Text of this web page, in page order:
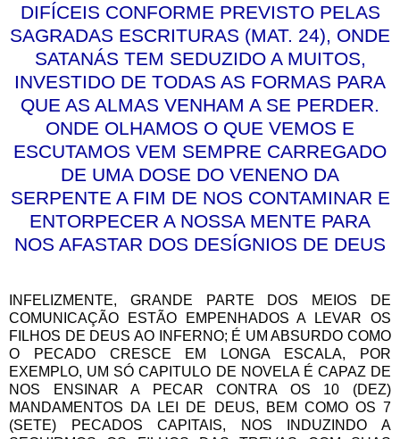
DIFÍCEIS CONFORME PREVISTO PELAS
SAGRADAS ESCRITURAS (MAT. 24), ONDE
SATANÁS TEM SEDUZIDO A MUITOS,
INVESTIDO DE TODAS AS FORMAS PARA
QUE AS ALMAS VENHAM A SE PERDER.
ONDE OLHAMOS O QUE VEMOS E
ESCUTAMOS VEM SEMPRE CARREGADO
DE UMA DOSE DO VENENO DA
SERPENTE A FIM DE NOS CONTAMINAR E
ENTORPECER A NOSSA MENTE PARA
NOS AFASTAR DOS DESÍGNIOS DE DEUS
INFELIZMENTE, GRANDE PARTE DOS MEIOS DE
COMUNICAÇÃO ESTÃO EMPENHADOS A LEVAR OS
FILHOS DE DEUS AO INFERNO; É UM ABSURDO COMO
O PECADO CRESCE EM LONGA ESCALA, POR
EXEMPLO, UM SÓ CAPITULO DE NOVELA É CAPAZ DE
NOS ENSINAR A PECAR CONTRA OS 10 (DEZ)
MANDAMENTOS DA LEI DE DEUS, BEM COMO OS 7
(SETE) PECADOS CAPITAIS, NOS INDUZINDO A